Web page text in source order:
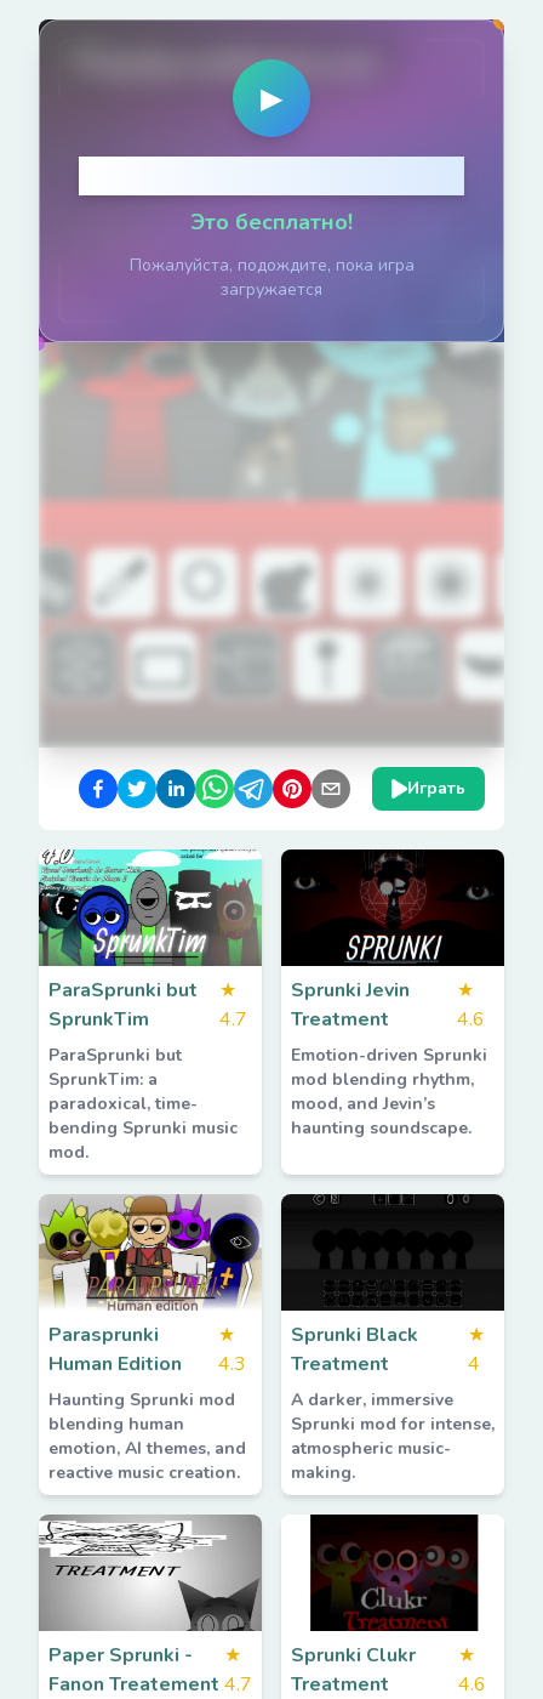
PlaySprunkiGame.com
▶
Это бесплатно!
Пожалуйста, подождите, пока игра
загружается
Играть
ParaSprunki but
SprunkTim
★
4.7
ParaSprunki but
SprunkTim: a
paradoxical, time-
bending Sprunki music
mod.
Sprunki Jevin
Treatment
★
4.6
Emotion-driven Sprunki
mod blending rhythm,
mood, and Jevin’s
haunting soundscape.
Parasprunki
Human Edition
★
4.3
Haunting Sprunki mod
blending human
emotion, AI themes, and
reactive music creation.
Sprunki Black
Treatment
★
4
A darker, immersive
Sprunki mod for intense,
atmospheric music-
making.
Paper Sprunki -
Fanon Treatement
★
4.7
Sprunki Clukr
Treatment
★
4.6